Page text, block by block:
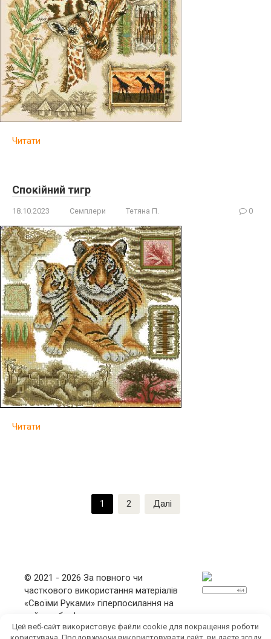
Читати
Спокійний тигр
18.10.2023 Семплери Тетяна П. 0
Читати
1 2 Далі
© 2021 - 2026 За повного чи
часткового використання матеріалів
«Своїми Руками» гіперпосилання на
сайт є обов'язковим.
Мапа сайту Контакти|
Політика
Цей веб-сайт використовує файли cookie для покращення роботи